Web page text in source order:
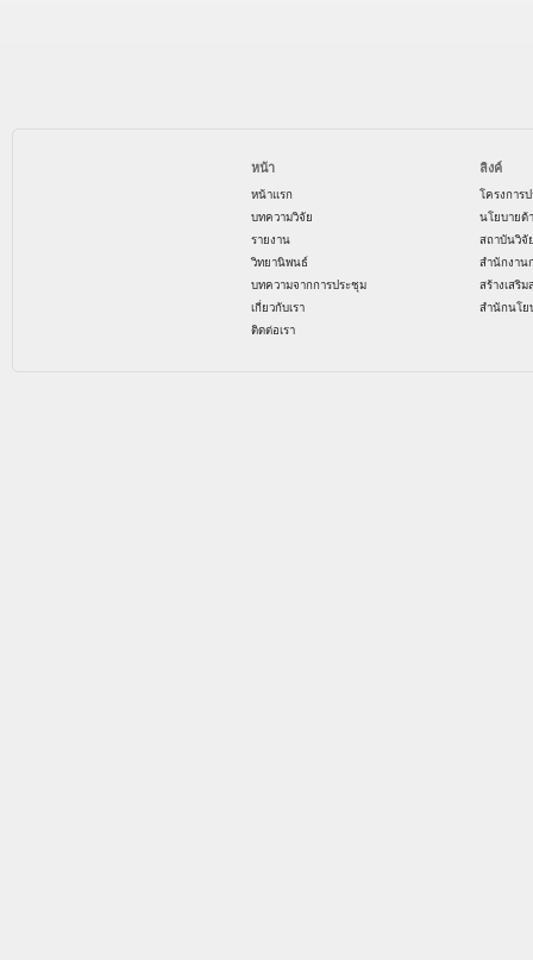
หน้า
หน้าแรก
บทความวิจัย
รายงาน
วิทยานิพนธ์
บทความจากการประชุม
เกี่ยวกับเรา
ติดต่อเรา
ลิงค์
โครงการ
นโยบายด้
สถาบันวิจั
สำนักงาน
สร้างเสริ
สำนักนโย